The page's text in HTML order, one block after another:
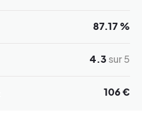
87.17 %
4.3 sur 5
106 €